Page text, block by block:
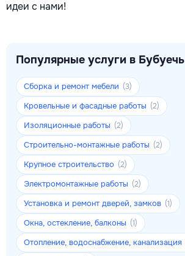
идеи с нами!
Популярные услуги в Бубуечь
Сборка и ремонт мебели (3)
Кровельные и фасадные работы (2)
Изоляционные работы (2)
Строительно-монтажные работы (2)
Крупное строительство (2)
Электромонтажные работы (2)
Установка и ремонт дверей, замков (1)
Окна, остекление, балконы (1)
Отопление, водоснабжение, канализация